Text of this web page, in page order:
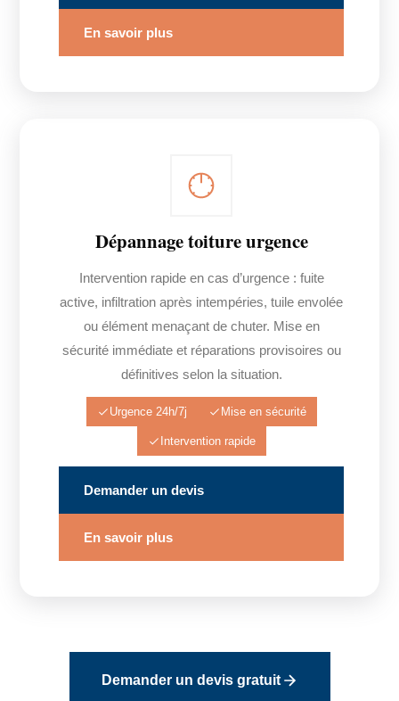
En savoir plus
Dépannage toiture urgence
Intervention rapide en cas d’urgence : fuite
active, infiltration après intempéries, tuile envolée
ou élément menaçant de chuter. Mise en
sécurité immédiate et réparations provisoires ou
définitives selon la situation.
Urgence 24h/7j Mise en sécurité
Intervention rapide
Demander un devis
En savoir plus
Demander un devis gratuit